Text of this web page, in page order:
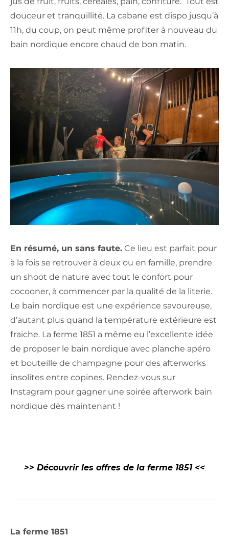
douceur et tranquillité. La cabane est dispo jusqu’à
11h, du coup, on peut même profiter à nouveau du
bain nordique encore chaud de bon matin.
En résumé, un sans faute. Ce lieu est parfait pour
à la fois se retrouver à deux ou en famille, prendre
un shoot de nature avec tout le confort pour
cocooner, à commencer par la qualité de la literie.
Le bain nordique est une expérience savoureuse,
d’autant plus quand la température extérieure est
fraiche. La ferme 1851 a même eu l’excellente idée
de proposer le bain nordique avec planche apéro
et bouteille de champagne pour des afterworks
insolites entre copines. Rendez-vous sur
Instagram pour gagner une soirée afterwork bain
nordique dès maintenant !
>> Découvrir les offres de la ferme 1851 <<
La ferme 1851